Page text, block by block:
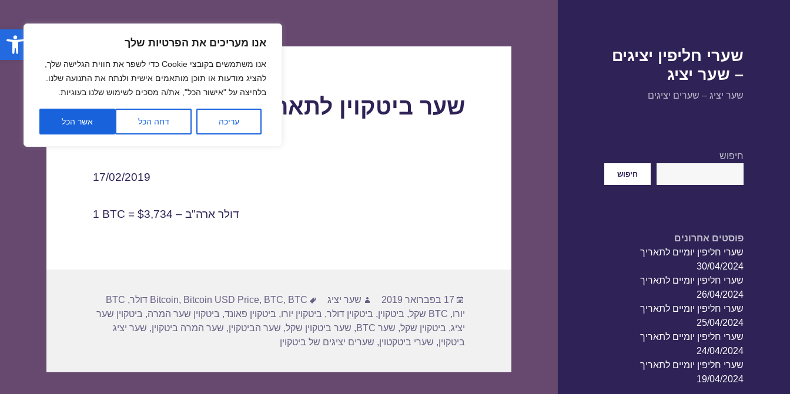
פתח אנו מעריכים את הפרטיות שלך
אנו משתמשים בקובצי Cookie כדי לשפר את חווית הגלישה שלך,
להציג מודעות או תוכן מותאמים אישית ולנתח את התנועה שלנו.
בלחיצה על "אישור הכל", את/ה מסכים לשימוש שלנו בעוגיות.
עריכה דחה הכל אשר הכל
שערי חליפין יציגים
– שער יציג
שער יציג – שערים יציגים
חיפוש
חיפוש
פוסטים אחרונים
שערי חליפין יומיים לתאריך
30/04/2024
שערי חליפין יומיים לתאריך
26/04/2024
שערי חליפין יומיים לתאריך
25/04/2024
שערי חליפין יומיים לתאריך
24/04/2024
שערי חליפין יומיים לתאריך
19/04/2024
שער ביטקוין לתאריך 17/02/2019
17/02/2019
1 BTC = $3,734 – דולר ארה"ב
פורסם
בתאריך
17 בפברואר 2019 מחבר
שער יציג תגיות Bitcoin, Bitcoin USD Price, BTC, BTC דולר ,
BTC
יורו, BTC שקל , ביטקוין, ביטקוין דולר, ביטקוין יורו, ביטקוין פאונד, ביטקוין שער המרה, ביטקוין שער
יציג, ביטקוין שקל, שער BTC , שער ביטקוין שקל, שער הביטקוין, שער המרה ביטקוין, שער יציג
ביטקוין, שערי ביטקטוין, שערים יציגים של ביטקוין